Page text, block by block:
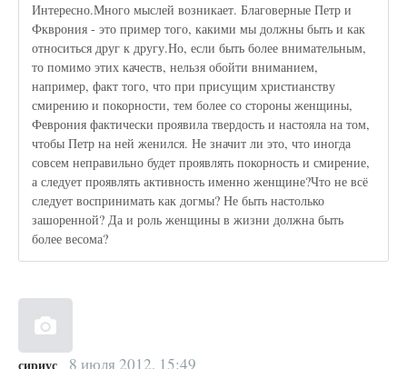
Интересно.Много мыслей возникает. Благоверные Петр и
Фкврония - это пример того, какими мы должны быть и как
относиться друг к другу.Но, если быть более внимательным,
то помимо этих качеств, нельзя обойти вниманием,
например, факт того, что при присущим христианству
смирению и покорности, тем более со стороны женщины,
Феврония фактически проявила твердость и настояла на том,
чтобы Петр на ней женился. Не значит ли это, что иногда
совсем неправильно будет проявлять покорность и смирение,
а следует проявлять активность именно женщине?Что не всё
следует воспринимать как догмы? Не быть настолько
зашоренной? Да и роль женщины в жизни должна быть
более весома?
8 июля 2012, 15:49